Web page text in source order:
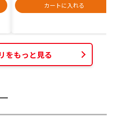
カートに入れる
をもっと見る